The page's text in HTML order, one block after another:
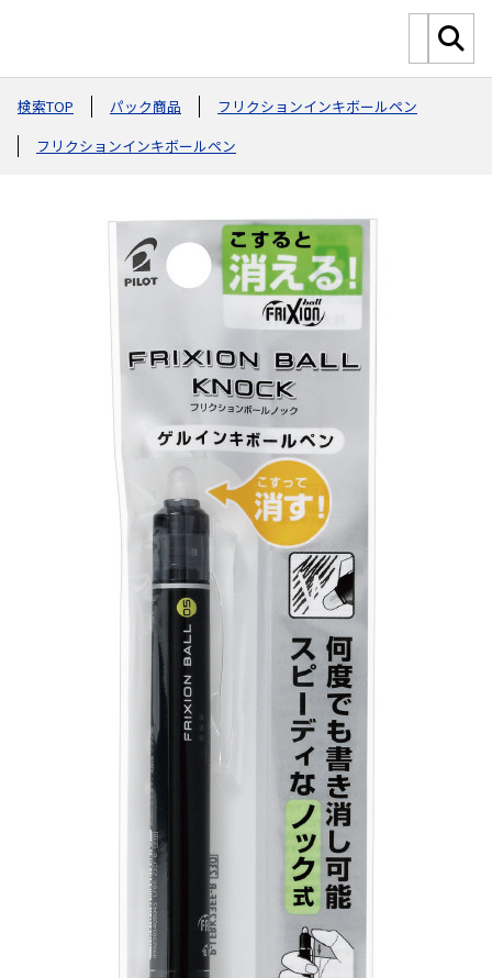
検索TOP パック商品
フリクションインキボールペン
フリクションインキボールペン